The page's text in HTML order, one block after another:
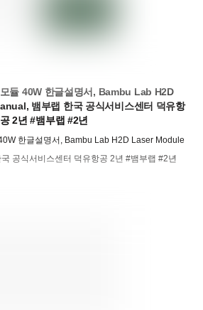
듈 40W 한글설명서, Bambu Lab H2D
뱀부랩 한국 공식서비스센터 덕유항
공 2년 #뱀부랩 #2년
한글설명서, Bambu Lab H2D Laser Module
공식서비스센터 덕유항공 2년 #뱀부랩 #2년